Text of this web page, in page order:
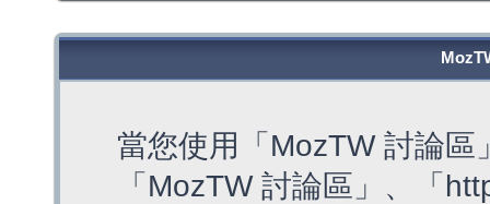
當您使用「MozTW 討論
「MozTW 討論區」、「